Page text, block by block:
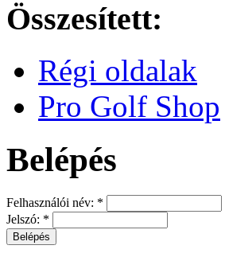
Összesített:
Régi oldalak
Pro Golf Shop
Belépés
Felhasználói név: *
Jelszó: *